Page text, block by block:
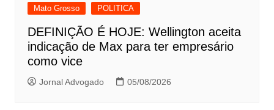
Mato Grosso POLITICA
DEFINIÇÃO É HOJE: Wellington aceita
indicação de Max para ter empresário
como vice
Jornal Advogado 05/08/2026